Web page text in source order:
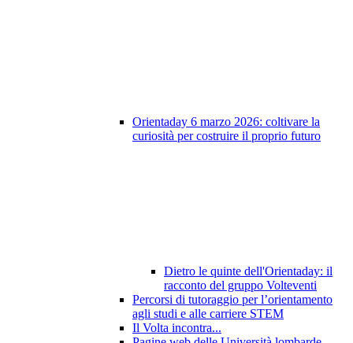
Orientaday 6 marzo 2026: coltivare la
curiosità per costruire il proprio futuro
Dietro le quinte dell'Orientaday: il
racconto del gruppo Volteventi
Percorsi di tutoraggio per l’orientamento
agli studi e alle carriere STEM
Il Volta incontra...